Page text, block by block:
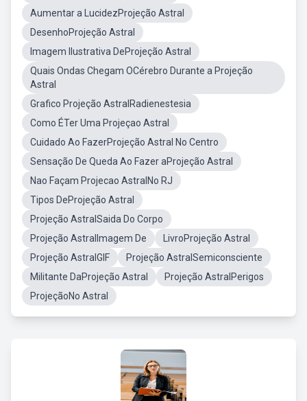
Aumentar a LucidezProjeção Astral
DesenhoProjeção Astral
Imagem Ilustrativa DeProjeção Astral
Quais Ondas Chegam OCérebro Durante a Projeção
Astral
Grafico Projeção AstralRadienestesia
Como ÉTer Uma Projeçao Astral
Cuidado Ao FazerProjeção Astral No Centro
Sensação De Queda Ao Fazer aProjeção Astral
Nao Façam Projecao AstralNo RJ
Tipos DeProjeção Astral
Projeção AstralSaida Do Corpo
Projeção AstralImagem De
LivroProjeção Astral
Projeção AstralGIF
Projeção AstralSemiconsciente
Militante DaProjeção Astral
Projeção AstralPerigos
ProjeçãoNo Astral